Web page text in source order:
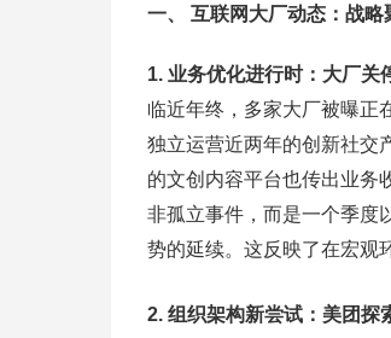
一、 互联网大厂动态：战略
1. 业务优化进行时：大厂关
临近年终，多家大厂被曝正
独立运营近两年的创新社交
的文创内容平台也传出业务
非孤立事件，而是一个季度
势的延续。这反映了在宏观
2. 组织架构新尝试：美团探